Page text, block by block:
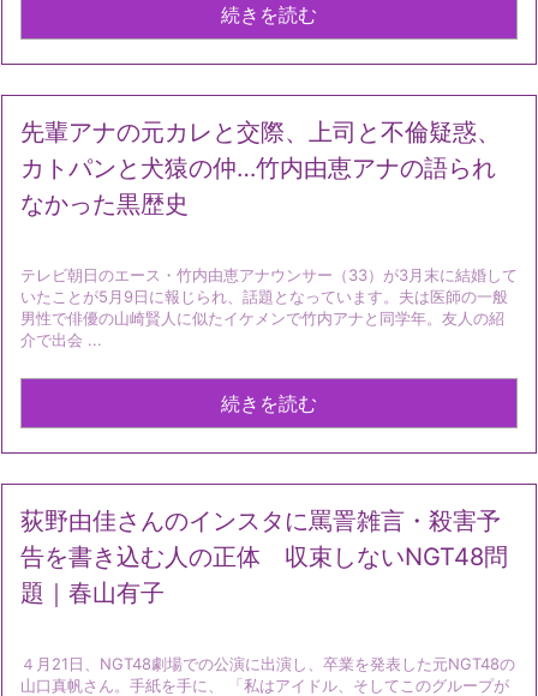
続きを読む
先輩アナの元カレと交際、上司と不倫疑惑、
カトパンと犬猿の仲…竹内由恵アナの語られ
なかった黒歴史
テレビ朝日のエース・竹内由恵アナウンサー（33）が3月末に結婚して
いたことが5月9日に報じられ、話題となっています。夫は医師の一般
男性で俳優の山崎賢人に似たイケメンで竹内アナと同学年。友人の紹
介で出会 ...
続きを読む
荻野由佳さんのインスタに罵詈雑言・殺害予
告を書き込む人の正体 収束しないNGT48問
題｜春山有子
４月21日、NGT48劇場での公演に出演し、卒業を発表した元NGT48の
山口真帆さん。手紙を手に、 「私はアイドル、そしてこのグループが